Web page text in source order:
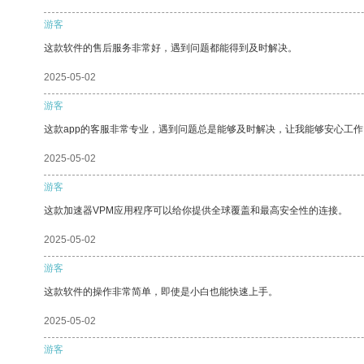
游客
这款软件的售后服务非常好，遇到问题都能得到及时解决。
2025-05-02
游客
这款app的客服非常专业，遇到问题总是能够及时解决，让我能够安心工
2025-05-02
游客
这款加速器VPM应用程序可以给你提供全球覆盖和最高安全性的连接。
2025-05-02
游客
这款软件的操作非常简单，即使是小白也能快速上手。
2025-05-02
游客